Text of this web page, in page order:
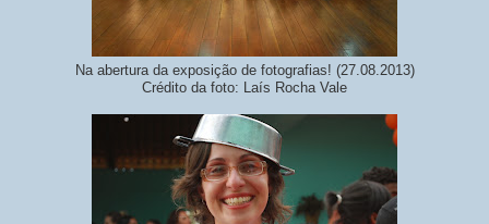
Na abertura da exposição de fotografias! (27.08.2013)
Crédito da foto: Laís Rocha Vale